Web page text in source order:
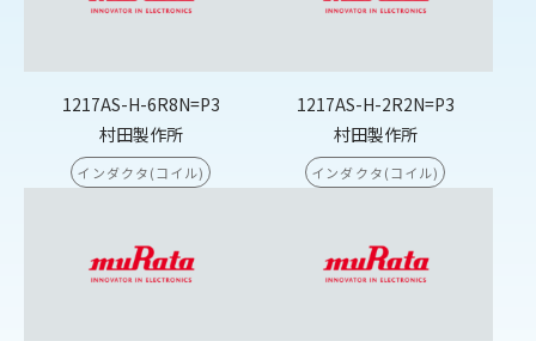
1217AS-H-6R8N=P3
村田製作所
インダクタ(コイル)
1217AS-H-2R2N=P3
村田製作所
インダクタ(コイル)